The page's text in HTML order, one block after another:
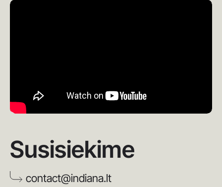
Susisiekime
contact@indiana.lt